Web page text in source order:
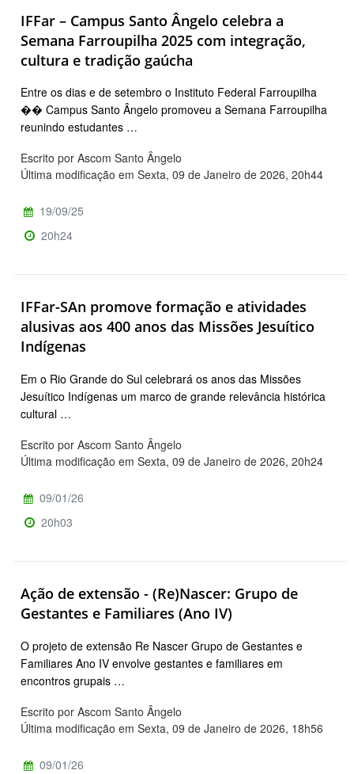
IFFar – Campus Santo Ângelo celebra a
Semana Farroupilha 2025 com integração,
cultura e tradição gaúcha
Entre os dias e de setembro o Instituto Federal Farroupilha
�� Campus Santo Ângelo promoveu a Semana Farroupilha
reunindo estudantes …
Escrito por Ascom Santo Ângelo
Última modificação em Sexta, 09 de Janeiro de 2026, 20h44
19/09/25
20h24
IFFar-SAn promove formação e atividades
alusivas aos 400 anos das Missões Jesuítico
Indígenas
Em o Rio Grande do Sul celebrará os anos das Missões
Jesuítico Indígenas um marco de grande relevância histórica
cultural …
Escrito por Ascom Santo Ângelo
Última modificação em Sexta, 09 de Janeiro de 2026, 20h24
09/01/26
20h03
Ação de extensão - (Re)Nascer: Grupo de
Gestantes e Familiares (Ano IV)
O projeto de extensão Re Nascer Grupo de Gestantes e
Familiares Ano IV envolve gestantes e familiares em
encontros grupais …
Escrito por Ascom Santo Ângelo
Última modificação em Sexta, 09 de Janeiro de 2026, 18h56
09/01/26